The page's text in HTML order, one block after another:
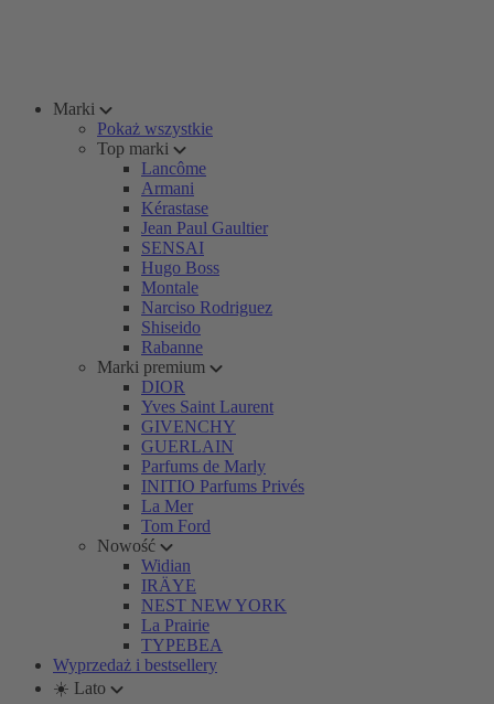
Marki
Pokaż wszystkie
Top marki
Lancôme
Armani
Kérastase
Jean Paul Gaultier
SENSAI
Hugo Boss
Montale
Narciso Rodriguez
Shiseido
Rabanne
Marki premium
DIOR
Yves Saint Laurent
GIVENCHY
GUERLAIN
Parfums de Marly
INITIO Parfums Privés
La Mer
Tom Ford
Nowość
Widian
IRÄYE
NEST NEW YORK
La Prairie
TYPEBEA
Wyprzedaż i bestsellery
☀️ Lato